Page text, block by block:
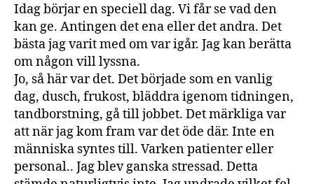
Idag börjar en speciell dag. Vi får se vad den
kan ge. Antingen det ena eller det andra. Det
bästa jag varit med om var igår. Jag kan berätta
om någon vill lyssna.
Jo, så här var det. Det började som en vanlig
dag, dusch, frukost, bläddra igenom tidningen,
tandborstning, gå till jobbet. Det märkliga var
att när jag kom fram var det öde där. Inte en
människa syntes till. Varken patienter eller
personal.. Jag blev ganska stressad. Detta